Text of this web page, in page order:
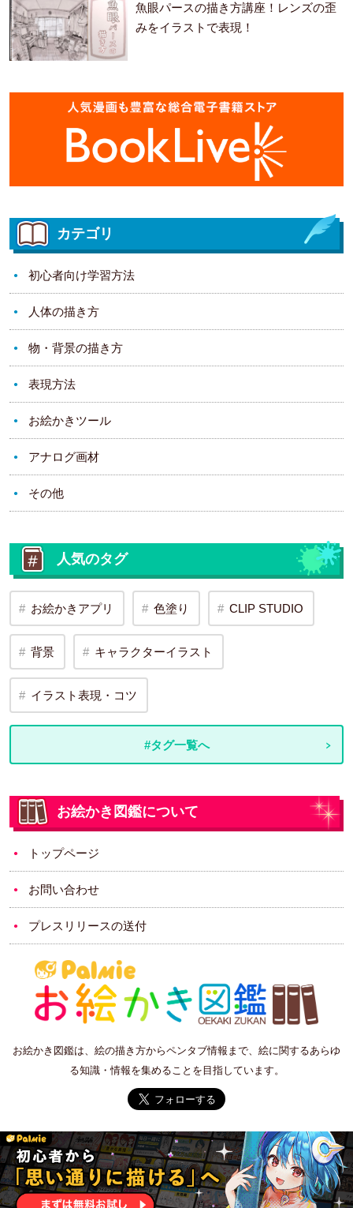
魚眼パースの描き方講座！レンズの歪
みをイラストで表現！
カテゴリ
初心者向け学習方法
人体の描き方
物・背景の描き方
表現方法
お絵かきツール
アナログ画材
その他
人気のタグ
お絵かきアプリ 色塗り CLIP STUDIO
背景 キャラクターイラスト
イラスト表現・コツ
#タグ一覧へ
お絵かき図鑑について
トップページ
お問い合わせ
プレスリリースの送付
お絵かき図鑑は、絵の描き方からペンタブ情報まで、絵に関するあらゆ
る知識・情報を集めることを目指しています。